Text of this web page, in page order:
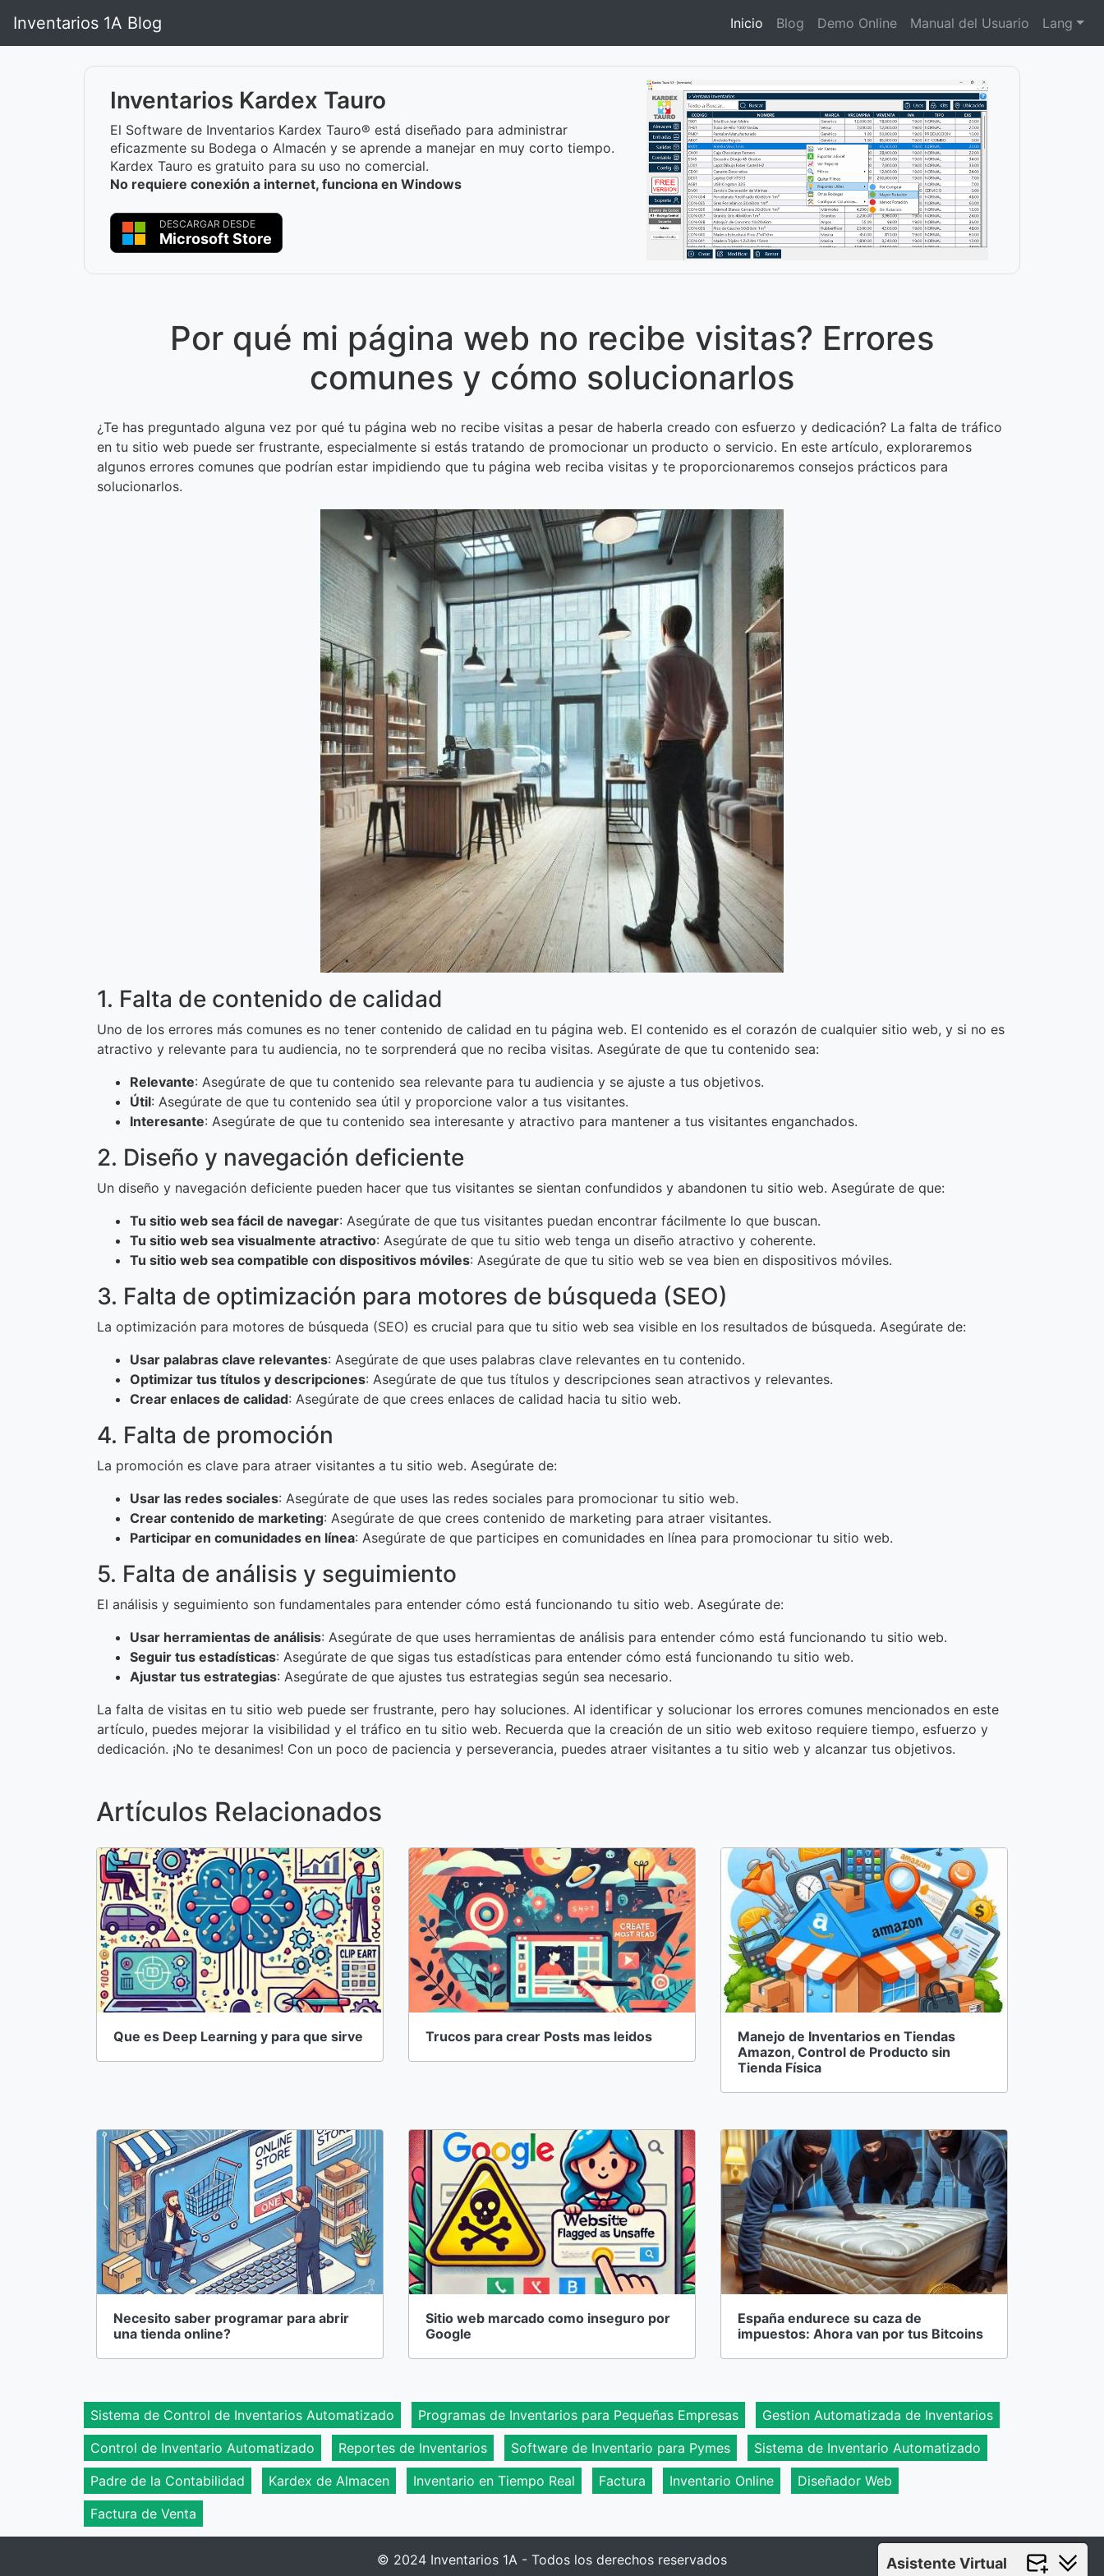
Inventarios 1A Blog Inicio Blog Demo Online Manual del Usuario Lang
Inventarios Kardex Tauro
El Software de Inventarios Kardex Tauro® está diseñado para administrar
eficazmente su Bodega o Almacén y se aprende a manejar en muy corto tiempo.
Kardex Tauro es gratuito para su uso no comercial.
No requiere conexión a internet, funciona en Windows
DESCARGAR DESDE
Microsoft Store
Por qué mi página web no recibe visitas? Errores
comunes y cómo solucionarlos
¿Te has preguntado alguna vez por qué tu página web no recibe visitas a pesar de haberla creado con esfuerzo y dedicación? La falta de tráfico
en tu sitio web puede ser frustrante, especialmente si estás tratando de promocionar un producto o servicio. En este artículo, exploraremos
algunos errores comunes que podrían estar impidiendo que tu página web reciba visitas y te proporcionaremos consejos prácticos para
solucionarlos.
1. Falta de contenido de calidad
Uno de los errores más comunes es no tener contenido de calidad en tu página web. El contenido es el corazón de cualquier sitio web, y si no es
atractivo y relevante para tu audiencia, no te sorprenderá que no reciba visitas. Asegúrate de que tu contenido sea:
Relevante: Asegúrate de que tu contenido sea relevante para tu audiencia y se ajuste a tus objetivos.
Útil: Asegúrate de que tu contenido sea útil y proporcione valor a tus visitantes.
Interesante: Asegúrate de que tu contenido sea interesante y atractivo para mantener a tus visitantes enganchados.
2. Diseño y navegación deficiente
Un diseño y navegación deficiente pueden hacer que tus visitantes se sientan confundidos y abandonen tu sitio web. Asegúrate de que:
Tu sitio web sea fácil de navegar: Asegúrate de que tus visitantes puedan encontrar fácilmente lo que buscan.
Tu sitio web sea visualmente atractivo: Asegúrate de que tu sitio web tenga un diseño atractivo y coherente.
Tu sitio web sea compatible con dispositivos móviles: Asegúrate de que tu sitio web se vea bien en dispositivos móviles.
3. Falta de optimización para motores de búsqueda (SEO)
La optimización para motores de búsqueda (SEO) es crucial para que tu sitio web sea visible en los resultados de búsqueda. Asegúrate de:
Usar palabras clave relevantes: Asegúrate de que uses palabras clave relevantes en tu contenido.
Optimizar tus títulos y descripciones: Asegúrate de que tus títulos y descripciones sean atractivos y relevantes.
Crear enlaces de calidad: Asegúrate de que crees enlaces de calidad hacia tu sitio web.
4. Falta de promoción
La promoción es clave para atraer visitantes a tu sitio web. Asegúrate de:
Usar las redes sociales: Asegúrate de que uses las redes sociales para promocionar tu sitio web.
Crear contenido de marketing: Asegúrate de que crees contenido de marketing para atraer visitantes.
Participar en comunidades en línea: Asegúrate de que participes en comunidades en línea para promocionar tu sitio web.
5. Falta de análisis y seguimiento
El análisis y seguimiento son fundamentales para entender cómo está funcionando tu sitio web. Asegúrate de:
Usar herramientas de análisis: Asegúrate de que uses herramientas de análisis para entender cómo está funcionando tu sitio web.
Seguir tus estadísticas: Asegúrate de que sigas tus estadísticas para entender cómo está funcionando tu sitio web.
Ajustar tus estrategias: Asegúrate de que ajustes tus estrategias según sea necesario.
La falta de visitas en tu sitio web puede ser frustrante, pero hay soluciones. Al identificar y solucionar los errores comunes mencionados en este
artículo, puedes mejorar la visibilidad y el tráfico en tu sitio web. Recuerda que la creación de un sitio web exitoso requiere tiempo, esfuerzo y
dedicación. ¡No te desanimes! Con un poco de paciencia y perseverancia, puedes atraer visitantes a tu sitio web y alcanzar tus objetivos.
Artículos Relacionados
Que es Deep Learning y para que sirve Trucos para crear Posts mas leidos
Manejo de Inventarios en Tiendas
Amazon, Control de Producto sin
Tienda Física
Necesito saber programar para abrir
una tienda online?
Sitio web marcado como inseguro por
Google
España endurece su caza de
impuestos: Ahora van por tus Bitcoins
Sistema de Control de Inventarios Automatizado Programas de Inventarios para Pequeñas Empresas
Gestion Automatizada de Inventarios
Control de Inventario Automatizado
Reportes de Inventarios Software de Inventario para Pymes
Sistema de Inventario Automatizado
Padre de la Contabilidad
Kardex de Almacen Inventario en Tiempo Real Factura Inventario Online
Diseñador Web
Factura de Venta
© 2024 Inventarios 1A - Todos los derechos reservados Asistente Virtual